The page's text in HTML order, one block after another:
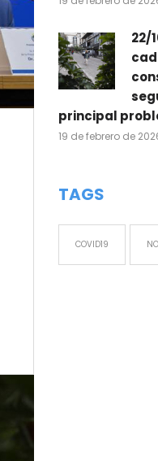
22/
principal
19 de febrero de
TAGS
COVID19